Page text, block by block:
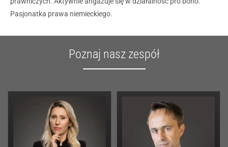
Pasjonatka prawa niemieckiego.
Poznaj nasz zespół